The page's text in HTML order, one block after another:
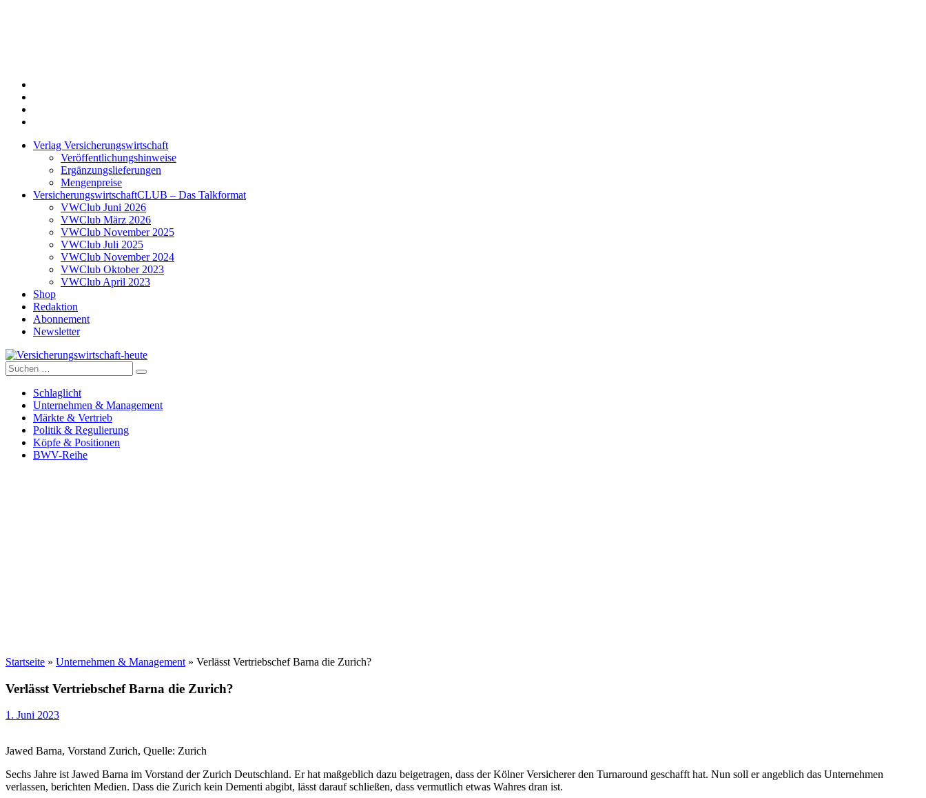
Verlag Versicherungswirtschaft
Veröffentlichungshinweise
Ergänzungslieferungen
Mengenpreise
VersicherungswirtschaftCLUB – Das Talkformat
VWClub Juni 2026
VWClub März 2026
VWClub November 2025
VWClub Juli 2025
VWClub November 2024
VWClub Oktober 2023
VWClub April 2023
Shop
Redaktion
Abonnement
Newsletter
Versicherungswirtschaft-heute
Suche
nach:
Schlaglicht
Unternehmen & Management
Märkte & Vertrieb
Politik & Regulierung
Köpfe & Positionen
BWV-Reihe
Startseite » Unternehmen & Management » Verlässt Vertriebschef Barna die Zurich?
Verlässt Vertriebschef Barna die Zurich?
1. Juni 2023
Jawed Barna, Vorstand Zurich, Quelle: Zurich
Sechs Jahre ist Jawed Barna im Vorstand der Zurich Deutschland. Er hat maßgeblich dazu beigetragen, dass der Kölner Versicherer den Turnaround geschafft hat. Nun soll er angeblich das Unternehmen
verlassen, berichten Medien. Dass die Zurich kein Dementi abgibt, lässt darauf schließen, dass vermutlich etwas Wahres dran ist.